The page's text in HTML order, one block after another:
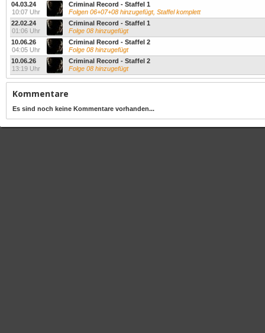
04.03.24
10:07 Uhr
Criminal Record - Staffel 1
Folgen 06+07+08 hinzugefügt, Staffel komplett
22.02.24
01:06 Uhr
Criminal Record - Staffel 1
Folge 08 hinzugefügt
10.06.26
04:05 Uhr
Criminal Record - Staffel 2
Folge 08 hinzugefügt
10.06.26
13:19 Uhr
Criminal Record - Staffel 2
Folge 08 hinzugefügt
Kommentare
Es sind noch keine Kommentare vorhanden...